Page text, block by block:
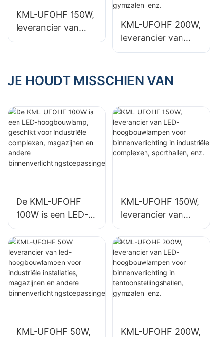
oepassingen.
andere
binnenverlichtingst
oepassingen.
KML-UFOHF 150W,
leverancier van
LED-
binnenverlichting in
complexen,
sporthallen, enz.
KML-UFOHF 200W,
leverancier van
LED-
voor
tentoonstellingshall
en, gymzalen, enz.
JE HOUDT MISSCHIEN VAN
De KML-UFOHF
100W is een LED-
hoogbouwlamp,
geschikt voor
industriële
complexen,
magazijnen en
andere
KML-UFOHF 150W,
leverancier van
LED-
hoogbouwlampen
voor
binnenverlichting in
industriële
complexen,
KML-UFOHF 50W,
KML-UFOHF 200W,